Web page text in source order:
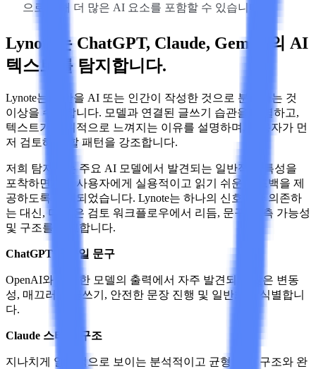
으로 인해 더 많은 AI 요소를 포함할 수 있습니다.
Lynote는 ChatGPT, Claude, Gemini의 AI
텍스트를 탐지합니다.
Lynote는 초안을 AI 또는 인간이 작성한 것으로 분류하는 것
이상을 수행합니다. 모델과 연결된 글쓰기 습관을 식별하고,
텍스트가 인위적으로 느껴지는 이유를 설명하며, 사용자가 먼
저 검토해야 할 패턴을 강조합니다.
저희 탐지기는 주요 AI 모델에서 발견되는 일반적인 특성을
포착하면서도 사용자에게 실용적이고 읽기 쉬운 피드백을 제
공하도록 설계되었습니다. Lynote는 하나의 신호에만 의존하
는 대신, 더 넓은 검토 워크플로우에서 리듬, 문구, 예측 가능성
및 구조를 비교합니다.
ChatGPT 스타일 문구
OpenAI와 유사한 모델의 출력에서 자주 발견되는 낮은 변동
성, 매끄러운 글쓰기, 안전한 문장 진행 및 일반화를 식별합니
다.
Claude 스타일 구조
지나치게 일관적으로 보이는 분석적이고 균형 잡힌 구조와 완